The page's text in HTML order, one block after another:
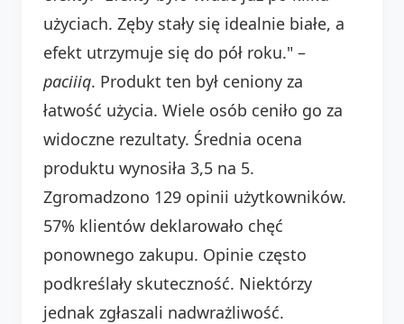
użyciach. Zęby stały się idealnie białe, a
efekt utrzymuje się do pół roku." –
paciiiq. Produkt ten był ceniony za
łatwość użycia. Wiele osób ceniło go za
widoczne rezultaty. Średnia ocena
produktu wynosiła 3,5 na 5.
Zgromadzono 129 opinii użytkowników.
57% klientów deklarowało chęć
ponownego zakupu. Opinie często
podkreślały skuteczność. Niektórzy
jednak zgłaszali nadwrażliwość.